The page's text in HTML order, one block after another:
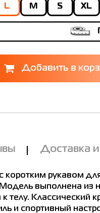
JI6079
L M S XL
W SL SJ
Доставка и
коротким рукавом
выполнена из
телу. Классический
и спортивный